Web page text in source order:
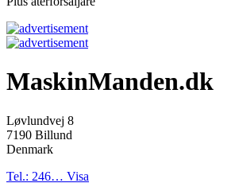
MaskinManden.dk
Løvlundvej 8
7190 Billund
Denmark
Tel.: 246… Visa